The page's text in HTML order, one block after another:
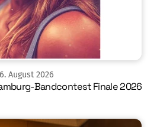
. August 2026
Bandcontest Finale 2026